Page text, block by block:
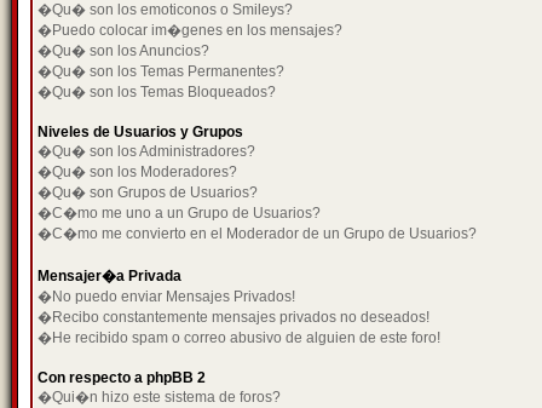
�Qu� son los emoticonos o Smileys?
�Puedo colocar im�genes en los mensajes?
�Qu� son los Anuncios?
�Qu� son los Temas Permanentes?
�Qu� son los Temas Bloqueados?
Niveles de Usuarios y Grupos
�Qu� son los Administradores?
�Qu� son los Moderadores?
�Qu� son Grupos de Usuarios?
�C�mo me uno a un Grupo de Usuarios?
�C�mo me convierto en el Moderador de un Grupo de Usuarios?
Mensajer�a Privada
�No puedo enviar Mensajes Privados!
�Recibo constantemente mensajes privados no deseados!
�He recibido spam o correo abusivo de alguien de este foro!
Con respecto a phpBB 2
�Qui�n hizo este sistema de foros?